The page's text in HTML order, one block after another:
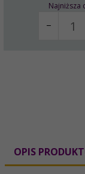
Najniższa
OPIS